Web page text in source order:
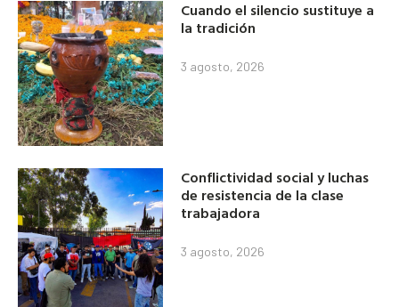
Cuando el silencio sustituye a
la tradición
3 agosto, 2026
Conflictividad social y luchas
de resistencia de la clase
trabajadora
3 agosto, 2026